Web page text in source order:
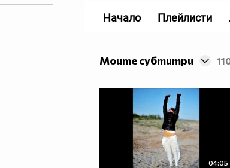
Моите субтитри
04:05
Начало Плейлисти